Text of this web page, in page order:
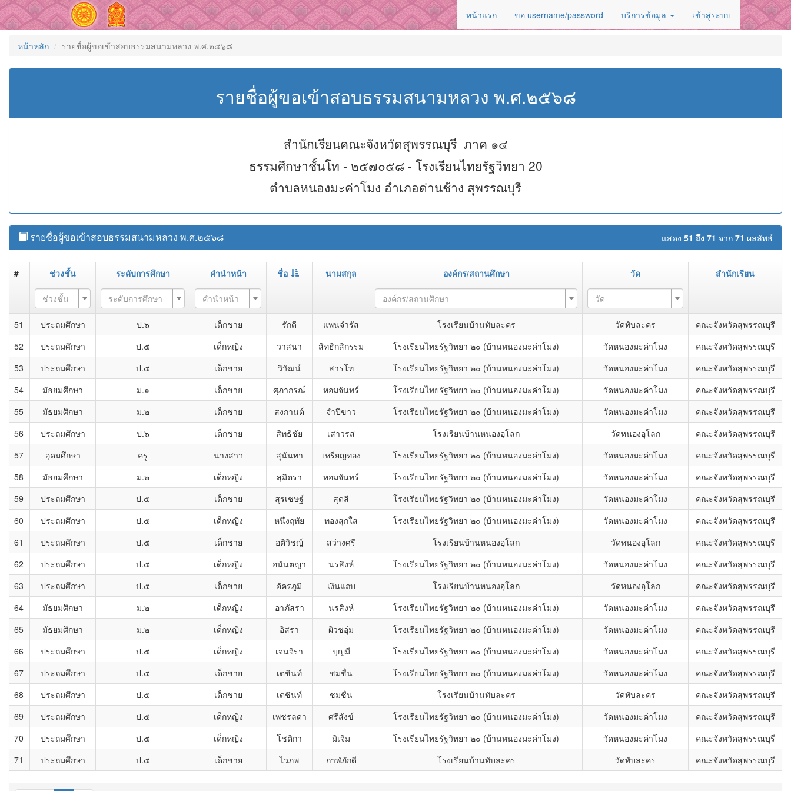
หน้าแรก ขอ username/password บริการข้อมูล เข้าสู่ระบบ
หน้าหลัก รายชื่อผู้ขอเข้าสอบธรรมสนามหลวง พ.ศ.๒๕๖๘
รายชื่อผู้ขอเข้าสอบธรรมสนามหลวง พ.ศ.๒๕๖๘
สำนักเรียนคณะจังหวัดสุพรรณบุรี ภาค ๑๔
ธรรมศึกษาชั้นโท - ๒๕๗๐๕๘ - โรงเรียนไทยรัฐวิทยา 20
ตำบลหนองมะค่าโมง อำเภอด่านช้าง สุพรรณบุรี
แสดง 51 ถึง 71 จาก 71 ผลลัพธ์
รายชื่อผู้ขอเข้าสอบธรรมสนามหลวง พ.ศ.๒๕๖๘
# ช่วงชั้น ระดับการศึกษา คำนำหน้า ชื่อ นามสกุล องค์กร/สถานศึกษา วัด สำนักเรียน
ช่วงชั้น ระดับการศึกษา คำนำหน้า องค์กร/สถานศึกษา วัด
51 ประถมศึกษา ป.๖ เด็กชาย รักดี แพนจำรัส โรงเรียนบ้านทับละคร วัดทับละคร
คณะจังหวัดสุพรรณบุรี
52
ประถมศึกษา ป.๕ เด็กหญิง วาสนา สิทธิกสิกรรม โรงเรียนไทยรัฐวิทยา ๒๐ (บ้านหนองมะค่าโมง) วัดหนองมะค่าโมง
คณะจังหวัดสุพรรณบุรี
53
ประถมศึกษา ป.๕ เด็กชาย วิวัฒน์ สารโท โรงเรียนไทยรัฐวิทยา ๒๐ (บ้านหนองมะค่าโมง) วัดหนองมะค่าโมง
คณะจังหวัดสุพรรณบุรี
54
มัธยมศึกษา ม.๑ เด็กชาย ศุภากรณ์ หอมจันทร์ โรงเรียนไทยรัฐวิทยา ๒๐ (บ้านหนองมะค่าโมง) วัดหนองมะค่าโมง
คณะจังหวัดสุพรรณบุรี
55
มัธยมศึกษา ม.๒ เด็กชาย สงกานต์ จำปีขาว โรงเรียนไทยรัฐวิทยา ๒๐ (บ้านหนองมะค่าโมง) วัดหนองมะค่าโมง
คณะจังหวัดสุพรรณบุรี
56
ประถมศึกษา ป.๖ เด็กชาย สิทธิชัย เสาวรส โรงเรียนบ้านหนองอุโลก วัดหนองอุโลก
คณะจังหวัดสุพรรณบุรี
57
อุดมศึกษา ครู นางสาว สุนันทา เหรียญทอง โรงเรียนไทยรัฐวิทยา ๒๐ (บ้านหนองมะค่าโมง) วัดหนองมะค่าโมง
คณะจังหวัดสุพรรณบุรี
58
มัธยมศึกษา ม.๒ เด็กหญิง สุมิตรา หอมจันทร์ โรงเรียนไทยรัฐวิทยา ๒๐ (บ้านหนองมะค่าโมง) วัดหนองมะค่าโมง
คณะจังหวัดสุพรรณบุรี
59
ประถมศึกษา ป.๕ เด็กชาย สุรเชษฐ์ สุดสี โรงเรียนไทยรัฐวิทยา ๒๐ (บ้านหนองมะค่าโมง) วัดหนองมะค่าโมง
คณะจังหวัดสุพรรณบุรี
60
ประถมศึกษา ป.๕ เด็กหญิง หนึ่งฤทัย ทองสุกใส โรงเรียนไทยรัฐวิทยา ๒๐ (บ้านหนองมะค่าโมง) วัดหนองมะค่าโมง
คณะจังหวัดสุพรรณบุรี
61
ประถมศึกษา ป.๕ เด็กชาย อติวิชญ์ สว่างศรี โรงเรียนบ้านหนองอุโลก วัดหนองอุโลก
คณะจังหวัดสุพรรณบุรี
62
ประถมศึกษา ป.๕ เด็กหญิง อนันตญา นรสิงห์ โรงเรียนไทยรัฐวิทยา ๒๐ (บ้านหนองมะค่าโมง) วัดหนองมะค่าโมง
คณะจังหวัดสุพรรณบุรี
63
ประถมศึกษา ป.๕ เด็กชาย อัครภูมิ เงินแถบ โรงเรียนบ้านหนองอุโลก วัดหนองอุโลก
คณะจังหวัดสุพรรณบุรี
64
มัธยมศึกษา ม.๒ เด็กหญิง อาภัสรา นรสิงห์ โรงเรียนไทยรัฐวิทยา ๒๐ (บ้านหนองมะค่าโมง) วัดหนองมะค่าโมง
คณะจังหวัดสุพรรณบุรี
65
มัธยมศึกษา ม.๒ เด็กหญิง อิสรา ผิวชอุ่ม โรงเรียนไทยรัฐวิทยา ๒๐ (บ้านหนองมะค่าโมง) วัดหนองมะค่าโมง
คณะจังหวัดสุพรรณบุรี
66
ประถมศึกษา ป.๕ เด็กหญิง เจนจิรา บุญมี โรงเรียนไทยรัฐวิทยา ๒๐ (บ้านหนองมะค่าโมง) วัดหนองมะค่าโมง
คณะจังหวัดสุพรรณบุรี
67
ประถมศึกษา ป.๕ เด็กชาย เตชินท์ ชมชื่น โรงเรียนไทยรัฐวิทยา ๒๐ (บ้านหนองมะค่าโมง) วัดหนองมะค่าโมง
คณะจังหวัดสุพรรณบุรี
68
ประถมศึกษา ป.๕ เด็กชาย เตชินท์ ชมชื่น โรงเรียนบ้านทับละคร วัดทับละคร
คณะจังหวัดสุพรรณบุรี
69
ประถมศึกษา ป.๕ เด็กหญิง เพชรลดา ศรีสังข์ โรงเรียนไทยรัฐวิทยา ๒๐ (บ้านหนองมะค่าโมง) วัดหนองมะค่าโมง
คณะจังหวัดสุพรรณบุรี
70
ประถมศึกษา ป.๕ เด็กหญิง โชติกา มิเจิม โรงเรียนไทยรัฐวิทยา ๒๐ (บ้านหนองมะค่าโมง) วัดหนองมะค่าโมง
คณะจังหวัดสุพรรณบุรี
71
ประถมศึกษา ป.๕ เด็กชาย ไวภพ กาฬภักดี โรงเรียนบ้านทับละคร วัดทับละคร คณะจังหวัดสุพรรณบุรี